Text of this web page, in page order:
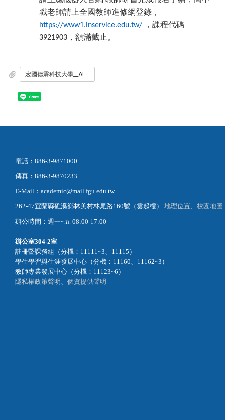
職老師請上全國教師進修網登錄，
https://www1.inservice.edu.tw/ ，課程代碼
3921903 ，額滿截止。
宏國德霖科技大學__AI實務應用_教師研習課程.pdf
Share
電話：886-3-9871000
傳真：886-3-9870233
E-Mail：academic@mail.fgu.edu.tw
262-47宜蘭縣礁溪鄉林美村林尾路160號（雲起樓） 地理位置、 校園地圖
辦公時間：週一~五 08:00-17:00
辦公室304-2室
註冊暨課務組（分機：11111~3、11115）
學生學習與生涯發展中心（分機：11160、11162~3）
教師專業發展中心（分機：11123~6）
隱私權政策聲明 、 個資提供聲明